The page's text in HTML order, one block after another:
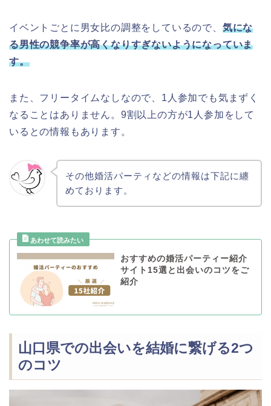
イベントごとに男女比の調整をしているので、 気にな
る男性の競争率が高くなりすぎないようになっていま
す。
また、フリータイムなしなので、1人参加でも気まずく
なることはありません。9割以上の方が1人参加をして
いるとの情報もあります。
その他婚活パーティなどの情報は下記に纏
めております。
おすすめの婚活パーティー紹介
サイト15選と出会いのコツをご
紹介
山口県での出会いを結婚に繋げる2つ
のコツ